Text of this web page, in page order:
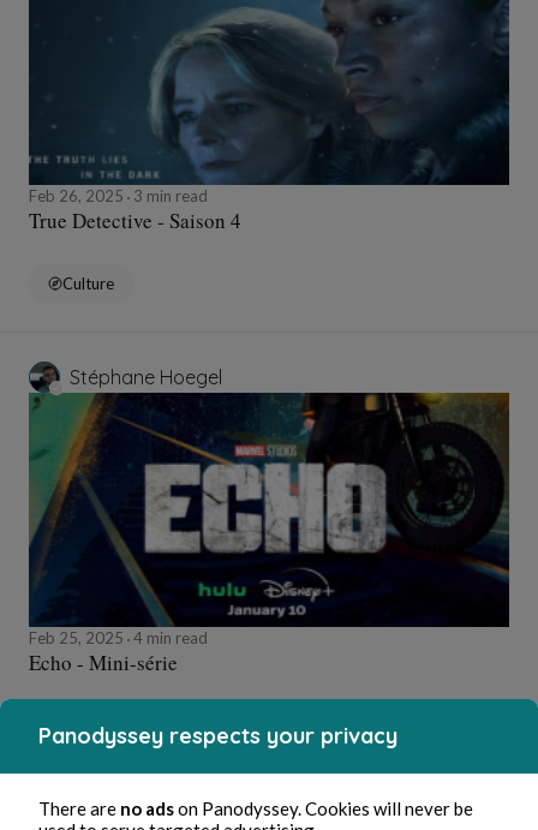
Feb 26, 2025 3 min read
True Detective - Saison 4
Culture
Stéphane Hoegel
Feb 25, 2025 4 min read
Echo - Mini-série
Culture
Stéphane Hoegel
Panodyssey respects your privacy
There are no adson Panodyssey. Cookies will never be